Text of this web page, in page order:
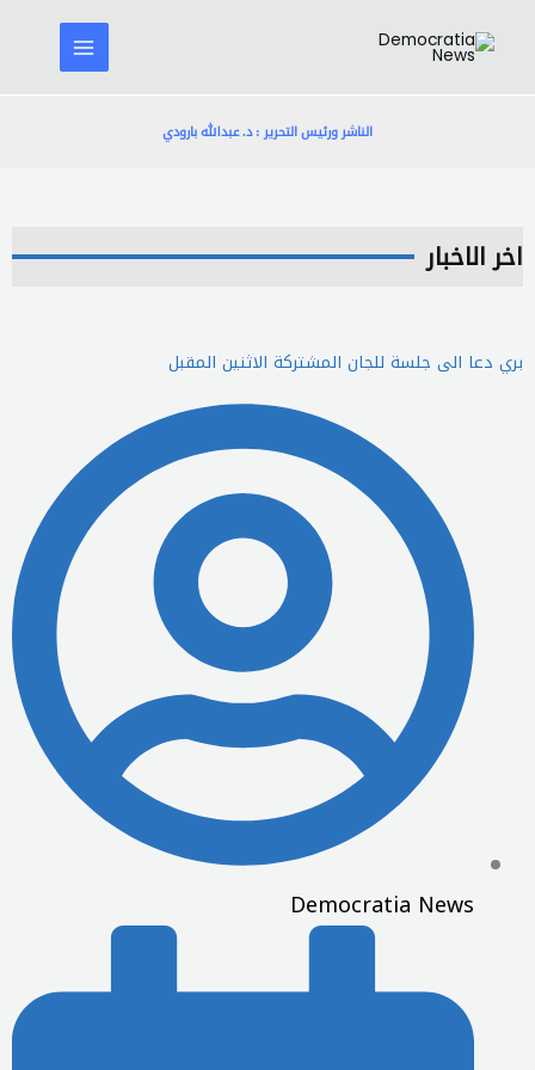
الناشر ورئيس التحرير : د. عبدالله بارودي
اخر الاخبار
بري دعا الى جلسة للجان المشتركة الاثنين المقبل
Democratia News